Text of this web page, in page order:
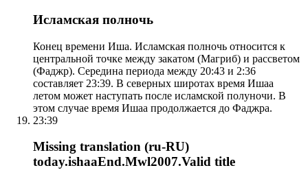
Исламская полночь
Конец времени Иша. Исламская полночь относится к
центральной точке между закатом (Магриб) и рассветом
(Фаджр). Середина периода между 20:43 и 2:36
составляет 23:39. В северных широтах время Ишаа
летом может наступать после исламской полуночи. В
этом случае время Ишаа продолжается до Фаджра.
23:39
Missing translation (ru-RU)
today.ishaaEnd.Mwl2007.Valid title